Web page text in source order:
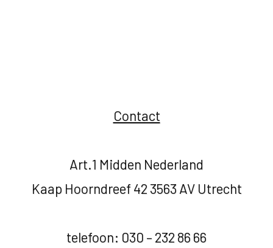
Contact
Art.1 Midden Nederland
Kaap Hoorndreef 42 3563 AV Utrecht
telefoon: 030 – 232 86 66